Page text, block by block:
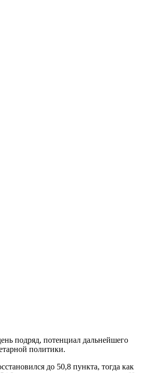
подряд, потенциал дальнейшего
политики.
до 50,8 пункта, тогда как